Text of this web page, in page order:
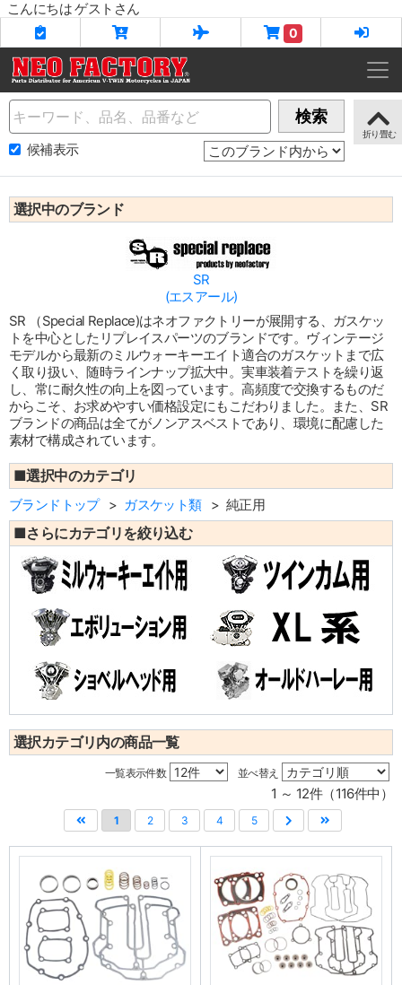
こんにちは ゲストさん
0
Name 検索
候補表示
選択中のブランド
SR
(エスアール)
SR （Special Replace)はネオファクトリーが展開する、ガスケッ
トを中心としたリプレイスパーツのブランドです。ヴィンテージ
モデルから最新のミルウォーキーエイト適合のガスケットまで広
く取り扱い、随時ラインナップ拡大中。実車装着テストを繰り返
し、常に耐久性の向上を図っています。高頻度で交換するものだ
からこそ、お求めやすい価格設定にもこだわりました。また、SR
ブランドの商品は全てがノンアスベストであり、環境に配慮した
素材で構成されています。
■選択中のカテゴリ
ブランドトップ ガスケット類 純正用
■さらにカテゴリを絞り込む
選択カテゴリ内の商品一覧
一覧表示件数 並べ替え
1 ～ 12件（116件中）
1 2 3 4 5